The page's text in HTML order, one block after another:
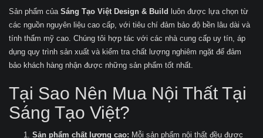
Sản phẩm của Sáng Tạo Việt Design & Build luôn được lựa chọn từ
các nguồn nguyên liệu cao cấp, với tiêu chí đảm bảo độ bền lâu dài và
tính thẩm mỹ cao. Chúng tôi hợp tác với các nhà cung cấp uy tín, áp
dụng quy trình sản xuất và kiểm tra chất lượng nghiêm ngặt để đảm
bảo khách hàng nhận được những sản phẩm tốt nhất.
Tại Sao Nên Mua Nội Thất Tại
Sáng Tạo Việt?
Sản phẩm chất lượng cao: Mỗi sản phẩm nội thất đều được